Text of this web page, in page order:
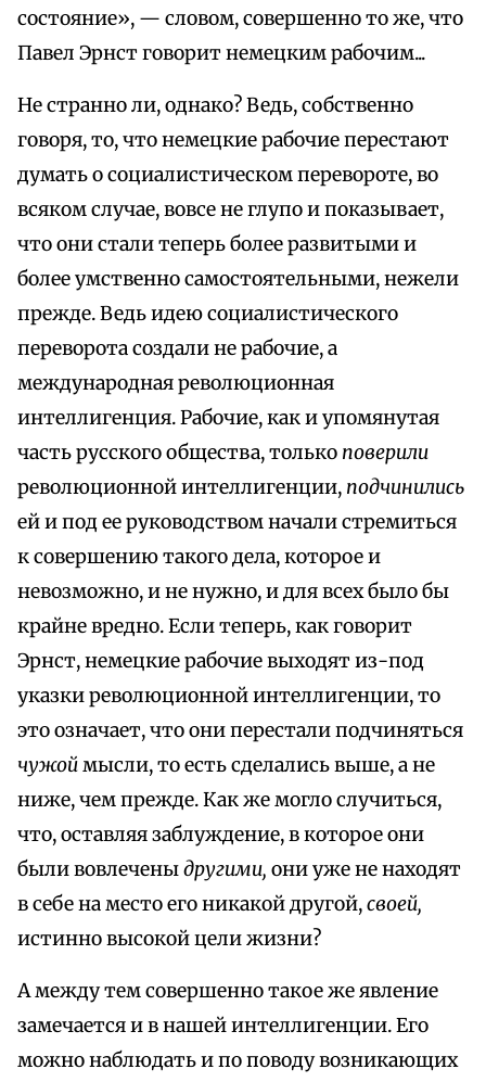
состояние», — словом, совершенно то же, что
Павел Эрнст говорит немецким рабочим...
Не странно ли, однако? Ведь, собственно
говоря, то, что немецкие рабочие перестают
думать о социалистическом перевороте, во
всяком случае, вовсе не глупо и показывает,
что они стали теперь более развитыми и
более умственно самостоятельными, нежели
прежде. Ведь идею социалистического
переворота создали не рабочие, а
международная революционная
интеллигенция. Рабочие, как и упомянутая
часть русского общества, только поверили
революционной интеллигенции, подчинились
ей и под ее руководством начали стремиться
к совершению такого дела, которое и
невозможно, и не нужно, и для всех было бы
крайне вредно. Если теперь, как говорит
Эрнст, немецкие рабочие выходят из-под
указки революционной интеллигенции, то
это означает, что они перестали подчиняться
чужоймысли, то есть сделались выше, а не
ниже, чем прежде. Как же могло случиться,
что, оставляя заблуждение, в которое они
были вовлеченыдругими, они уже не находят
в себе на место его никакой другой,своей,
истинно высокой цели жизни?
А между тем совершенно такое же явление
замечается и в нашей интеллигенции. Его
можно наблюдать и по поводу возникающих